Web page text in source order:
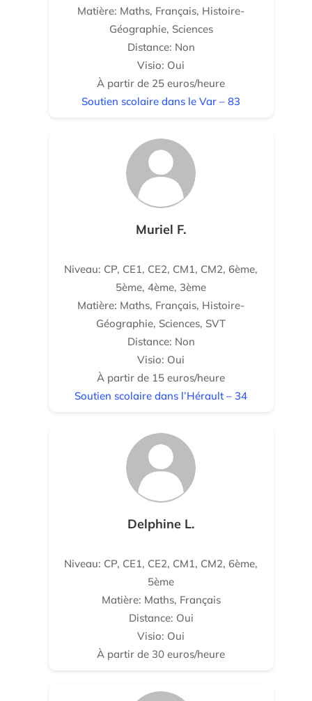
Matière: Maths, Français, Histoire-
Géographie, Sciences
Distance: Non
Visio: Oui
À partir de 25 euros/heure
Soutien scolaire dans le Var – 83
Muriel F.
Niveau: CP, CE1, CE2, CM1, CM2, 6ème,
5ème, 4ème, 3ème
Matière: Maths, Français, Histoire-
Géographie, Sciences, SVT
Distance: Non
Visio: Oui
À partir de 15 euros/heure
Soutien scolaire dans l’Hérault – 34
Delphine L.
Niveau: CP, CE1, CE2, CM1, CM2, 6ème,
5ème
Matière: Maths, Français
Distance: Oui
Visio: Oui
À partir de 30 euros/heure